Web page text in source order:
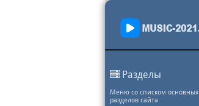
Разделы
Меню со списком основных
разделов сайта